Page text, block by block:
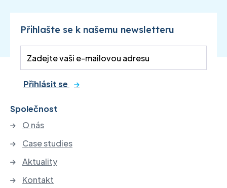
Přihlašte se k našemu newsletteru
Přihlásit se
Společnost
O nás
Case studies
Aktuality
Kontakt